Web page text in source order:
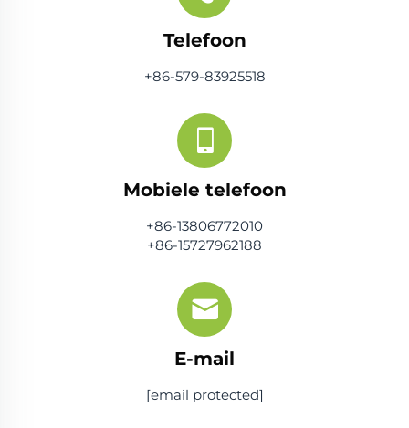
Telefoon
+86-579-83925518
Mobiele telefoon
+86-13806772010
+86-15727962188
E-mail
[email protected]